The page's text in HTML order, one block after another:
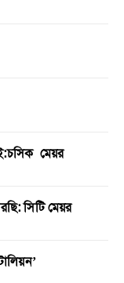
মেয়র
সিটি মেয়র